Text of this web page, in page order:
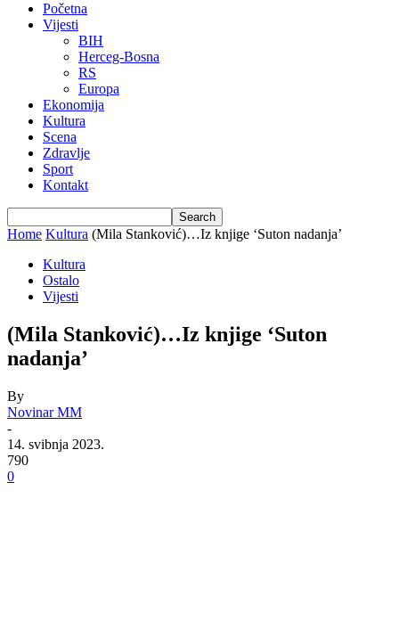
Početna
Vijesti
BIH
Herceg-Bosna
RS
Europa
Ekonomija
Kultura
Scena
Zdravlje
Sport
Kontakt
Home Kultura (Mila Stanković)…Iz knjige ‘Suton nadanja’
Kultura
Ostalo
Vijesti
(Mila Stanković)…Iz knjige ‘Suton
nadanja’
By
Novinar MM
-
14. svibnja 2023.
790
0